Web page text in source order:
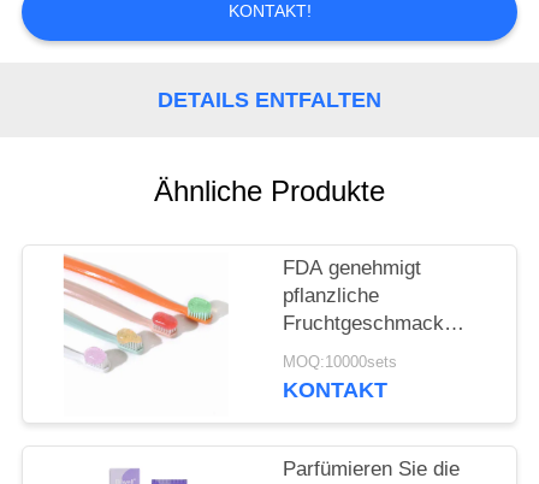
FORDERN
SEITENVERZEICHNIS
DATENSCHUTZ-
BESTIMMUNGEN
KONTAKT!
DETAILS ENTFALTEN
Ähnliche Produkte
FDA genehmigt
pflanzliche
Fruchtgeschmack
Zahnbleiche Zahnpasta
für alle Altersgruppen
MOQ:10000sets
KONTAKT
Parfümieren Sie die